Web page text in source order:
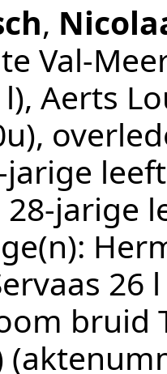
,
te Val-
Aerts
),
jarige
28-jarige
26
bruid